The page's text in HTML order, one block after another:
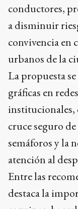
conductores,
a disminuir
convivencia en
urbanos de la
La propuesta
gráficas en
institucionales,
cruce seguro
semáforos y la
atención al
Entre las
destaca la